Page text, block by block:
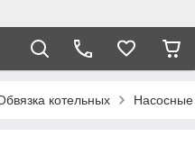
котельных